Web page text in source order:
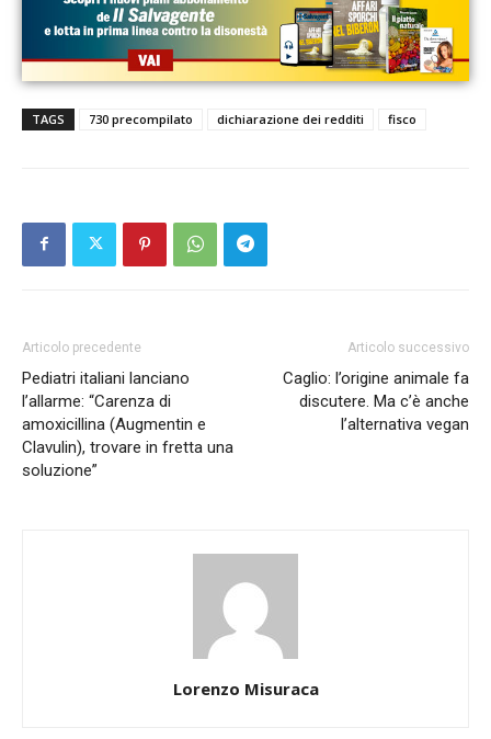
TAGS 730 precompilato dichiarazione dei redditi fisco
Articolo precedente
Pediatri italiani lanciano
l’allarme: “Carenza di
amoxicillina (Augmentin e
Clavulin), trovare in fretta una
soluzione”
Articolo successivo
Caglio: l’origine animale fa
discutere. Ma c’è anche
l’alternativa vegan
Lorenzo Misuraca